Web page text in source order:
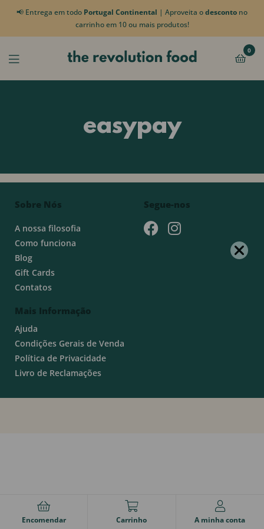
📢 Entrega em todo Portugal Continental | Aproveita odesconto no
carrinho em 10 ou mais produtos!
0
easypay
Sobre Nós
A nossa filosofia
Como funciona
Blog
Gift Cards
Contatos
Mais Informação
Ajuda
Condições Gerais de Venda
Política de Privacidade
Livro de Reclamações
Segue-nos
Encomendar Carrinho A minha conta